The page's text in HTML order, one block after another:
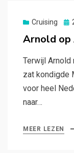
Cruising
Arnold op
Terwijl Arnold
zat kondigde
voor heel
naar…
MEER LEZEN